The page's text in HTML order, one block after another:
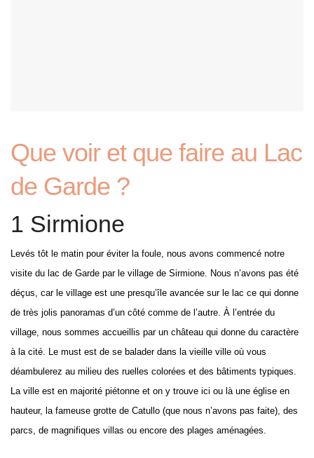
Que voir et que faire au Lac
de Garde ?
1 Sirmione
Levés tôt le matin pour éviter la foule, nous avons commencé notre
visite du lac de Garde par le village de Sirmione. Nous n’avons pas été
déçus, car le village est une presqu’île avancée sur le lac ce qui donne
de très jolis panoramas d’un côté comme de l’autre. À l’entrée du
village, nous sommes accueillis par un château qui donne du caractère
à la cité. Le must est de se balader dans la vieille ville où vous
déambulerez au milieu des ruelles colorées et des bâtiments typiques.
La ville est en majorité piétonne et on y trouve ici ou là une église en
hauteur, la fameuse grotte de Catullo (que nous n’avons pas faite), des
parcs, de magnifiques villas ou encore des plages aménagées.